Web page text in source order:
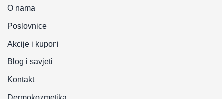
O nama
Poslovnice
Akcije i kuponi
Blog i savjeti
Kontakt
Dermokozmetika